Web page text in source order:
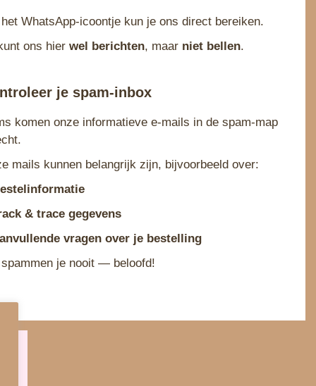
WhatsApp‑icoontje kun je ons direct bereiken.
ons hierwel berichten, maar niet bellen.
je spam‑inbox
komen onze informatieve e‑mails in de spam‑map
mails kunnen belangrijk zijn, bijvoorbeeld over:
& trace gegevens
vragen over je bestelling
je nooit — beloofd!